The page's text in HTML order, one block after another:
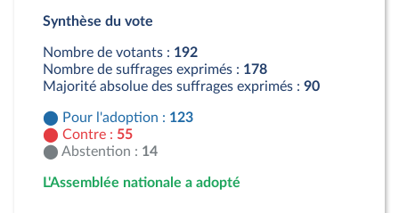
Contre : 55 députés
Synthèse du vote
Nombre de votants : 192
Nombre de suffrages exprimés : 178
Majorité absolue des suffrages exprimés : 90
Pour l'adoption : 123
Contre : 55
Abstention : 14
L'Assemblée nationale a adopté